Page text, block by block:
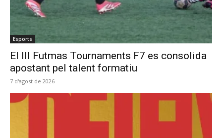
Esports
El III Futmas Tournaments F7 es consolida
apostant pel talent formatiu
7 d'agost de 2026